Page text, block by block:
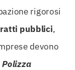
rigorosi
pubblici,
devono
Polizza